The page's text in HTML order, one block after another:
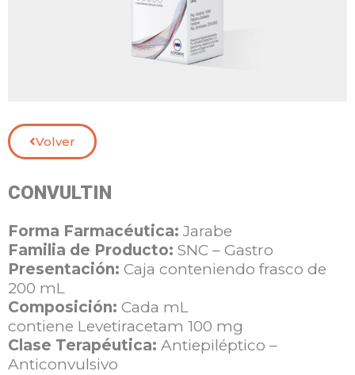
Volver
CONVULTIN
Forma Farmacéutica: Jarabe
Familia de Producto: SNC – Gastro
Presentación: Caja conteniendo frasco de
200 mL
Composición: Cada mL
contiene Levetiracetam 100 mg
Clase Terapéutica: Antiepiléptico –
Anticonvulsivo